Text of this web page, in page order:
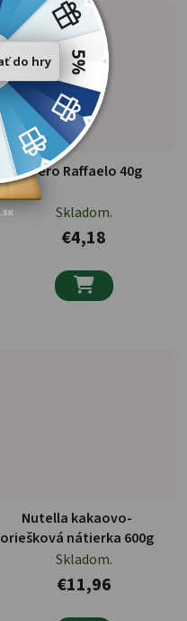
Ferrero Raffaelo 40g
Skladom.
€4,18

Nutella kakaovo-
oriešková nátierka 600g
Skladom.
€11,96